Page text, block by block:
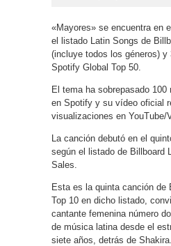
«Mayores» se encuentra en
el listado Latin Songs de
(incluye todos los géneros) y
Spotify Global Top 50.
El tema ha sobrepasado
en Spotify y su vídeo oficial
visualizaciones en YouTube/
La canción debutó en el
según el listado de Billboard
Sales.
Esta es la quinta canción de
Top 10 en dicho listado,
cantante femenina número
de música latina desde el
siete años, detrás de Shakira.